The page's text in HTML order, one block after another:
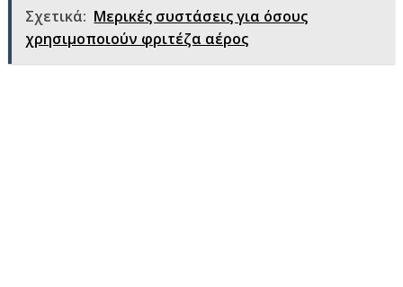
Σχετικά: Μερικές συστάσεις για όσους
χρησιμοποιούν φριτέζα αέρος